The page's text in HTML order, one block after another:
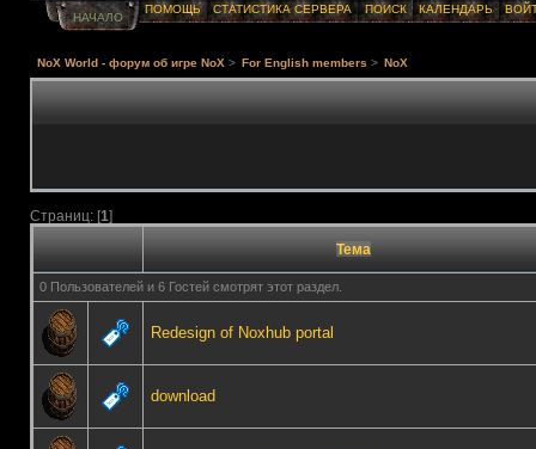
НАЧАЛО
ПОМОЩЬ СТАТИСТИКА СЕРВЕРА ПОИСК КАЛЕНДАРЬ
NoX World - форум об игре NoX > For English members > NoX
Страниц: [1]
Тема
0 Пользователей и 6 Гостей смотрят этот раздел.
Redesign of Noxhub portal
download